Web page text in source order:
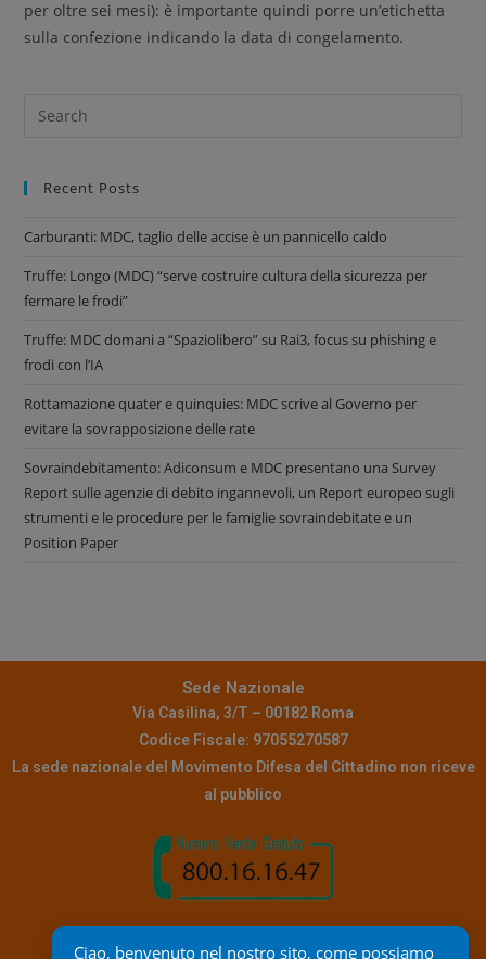
per oltre sei mesi): è importante quindi porre un’etichetta
sulla confezione indicando la data di congelamento.
Recent Posts
Carburanti: MDC, taglio delle accise è un pannicello caldo
Truffe: Longo (MDC) “serve costruire cultura della sicurezza per
fermare le frodi”
Truffe: MDC domani a “Spaziolibero” su Rai3, focus su phishing e
frodi con l’IA
Rottamazione quater e quinquies: MDC scrive al Governo per
evitare la sovrapposizione delle rate
Sovraindebitamento: Adiconsum e MDC presentano una Survey
Report sulle agenzie di debito ingannevoli, un Report europeo sugli
strumenti e le procedure per le famiglie sovraindebitate e un
Position Paper
Sede Nazionale
Via Casilina, 3/T – 00182 Roma
Codice Fiscale: 97055270587
La sede nazionale del Movimento Difesa del Cittadino non riceve
al pubblico
Contatti
Ciao, benvenuto nel nostro sito, come possiamo